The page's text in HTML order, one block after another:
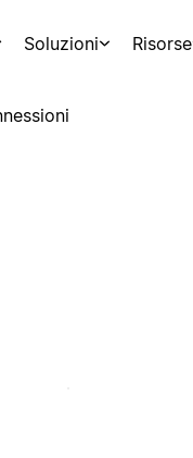
Soluzioni Risorse